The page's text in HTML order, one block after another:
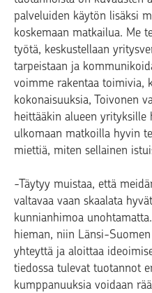
palveluiden käytön lisäksi
koskemaan matkailua. Me
työtä, keskustellaan
tarpeistaan ja
voimme rakentaa toimivia,
kokonaisuuksia, Toivonen
heittääkin alueen yrityksille
ulkomaan matkoilla hyvin
miettiä, miten sellainen
-Täytyy muistaa, että
valtavaa vaan skaalata
kunnianhimoa
hieman, niin Länsi-
yhteyttä ja aloittaa
tiedossa tulevat tuotannot
kumppanuuksia voidaan